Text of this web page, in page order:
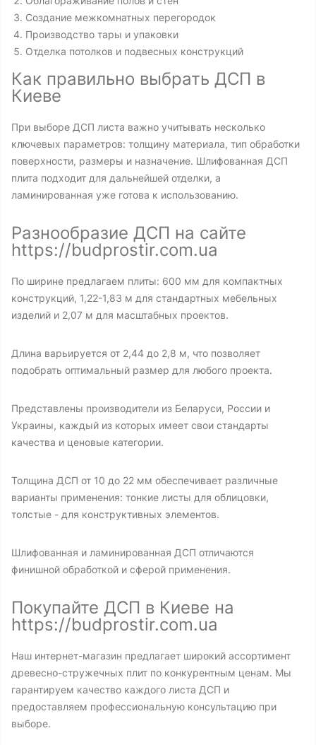
Создание межкомнатных перегородок
Производство тары и упаковки
Отделка потолков и подвесных конструкций
Как правильно выбрать ДСП в
Киеве
При выборе ДСП листа важно учитывать несколько
ключевых параметров: толщину материала, тип обработки
поверхности, размеры и назначение. Шлифованная ДСП
плита подходит для дальнейшей отделки, а
ламинированная уже готова к использованию.
Разнообразие ДСП на сайте
https://budprostir.com.ua
По ширине предлагаем плиты: 600 мм для компактных
конструкций, 1,22-1,83 м для стандартных мебельных
изделий и 2,07 м для масштабных проектов.
Длина варьируется от 2,44 до 2,8 м, что позволяет
подобрать оптимальный размер для любого проекта.
Представлены производители из Беларуси, России и
Украины, каждый из которых имеет свои стандарты
качества и ценовые категории.
Толщина ДСП от 10 до 22 мм обеспечивает различные
варианты применения: тонкие листы для облицовки,
толстые - для конструктивных элементов.
Шлифованная и ламинированная ДСП отличаются
финишной обработкой и сферой применения.
Покупайте ДСП в Киеве на
https://budprostir.com.ua
Наш интернет-магазин предлагает широкий ассортимент
древесно-стружечных плит по конкурентным ценам. Мы
гарантируем качество каждого листа ДСП и
предоставляем профессиональную консультацию при
выборе.